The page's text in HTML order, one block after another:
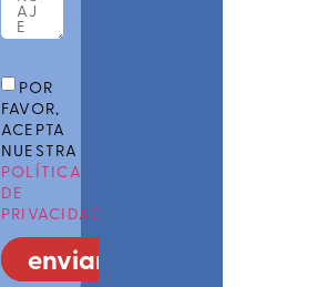
POR
FAVOR,
ACEPTA
NUESTRA
POLÍTICA
DE
PRIVACIDAD
enviar